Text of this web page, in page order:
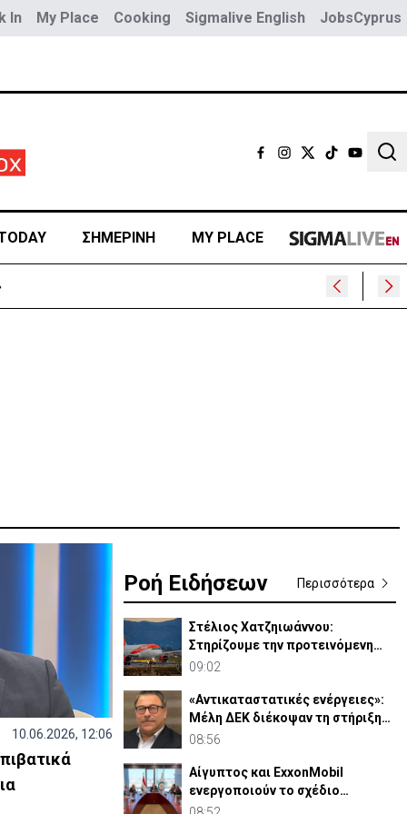
In My Place Cooking Sigmalive English JobsCyprus
ΣΗΜΕΡΙΝΗ MY PLACE
10.06.2026, 12:06
Ροή Ειδήσεων Περισσότερα
Στέλιος Χατζηιωάννου:
Στηρίζουμε την προτεινόμενη
εξαγορά easyJet από Apollo
09:02
«Αντικαταστατικές ενέργειες»:
Μέλη ΔΕΚ διέκοψαν τη στήριξη
σε Θεμιστοκλέους
08:56
Αίγυπτος και ExxonMobil
ενεργοποιούν το σχέδιο
αξιοποίησης Φ.Α από ΑΟΖ